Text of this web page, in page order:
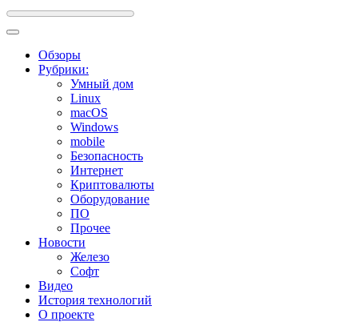
Обзоры
Рубрики:
Умный дом
Linux
macOS
Windows
mobile
Безопасность
Интернет
Криптовалюты
Оборудование
ПО
Прочее
Новости
Железо
Софт
Видео
История технологий
О проекте